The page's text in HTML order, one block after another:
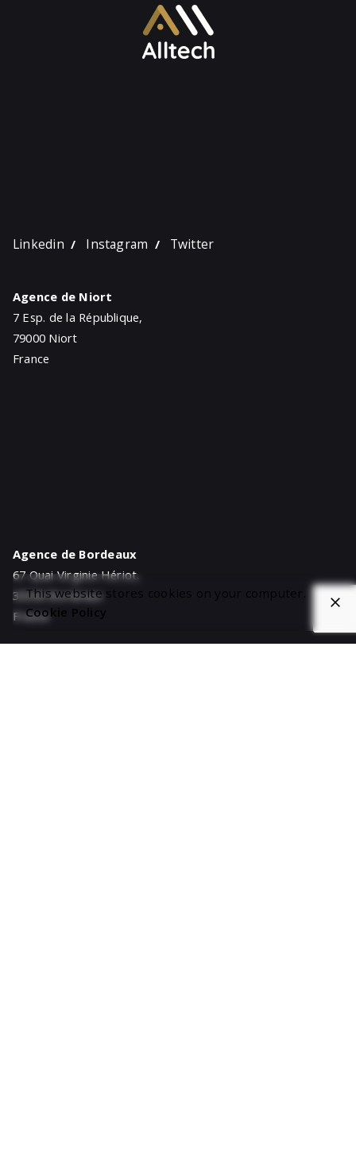
Linkedin / Instagram / Twitter
Agence de Niort
7 Esp. de la République,
79000 Niort
France
Agence de Bordeaux
67 Quai Virginie Hériot,
33300 Bordeaux
France
This website stores cookies on your computer.
Cookie Policy